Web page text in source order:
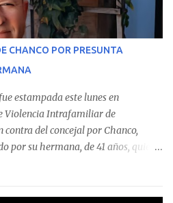
involucrados en este tipo de
que uno de los casos
la Municipalidad de Chanco,
la normativa vigente. El informe
de dinero apostado se registró en
CHANCO POR PRESUNTA
estampada este lunes en
Violencia Intrafamiliar de
contra del concejal por Chanco,
por su hermana, de 41 años, quien
cerca de las 11:30 horas en el